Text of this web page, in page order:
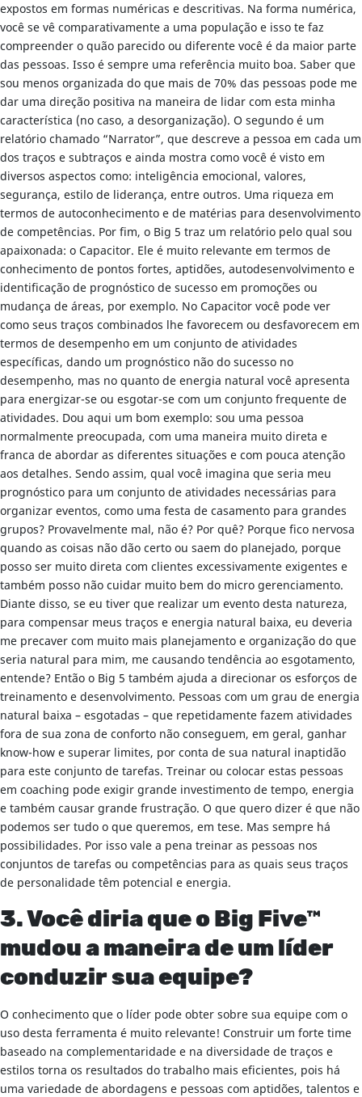
expostos em formas numéricas e descritivas. Na forma numérica,
você se vê comparativamente a uma população e isso te faz
compreender o quão parecido ou diferente você é da maior parte
das pessoas. Isso é sempre uma referência muito boa. Saber que
sou menos organizada do que mais de 70% das pessoas pode me
dar uma direção positiva na maneira de lidar com esta minha
característica (no caso, a desorganização). O segundo é um
relatório chamado “Narrator”, que descreve a pessoa em cada um
dos traços e subtraços e ainda mostra como você é visto em
diversos aspectos como: inteligência emocional, valores,
segurança, estilo de liderança, entre outros. Uma riqueza em
termos de autoconhecimento e de matérias para desenvolvimento
de competências. Por fim, o Big 5 traz um relatório pelo qual sou
apaixonada: o Capacitor. Ele é muito relevante em termos de
conhecimento de pontos fortes, aptidões, autodesenvolvimento e
identificação de prognóstico de sucesso em promoções ou
mudança de áreas, por exemplo. No Capacitor você pode ver
como seus traços combinados lhe favorecem ou desfavorecem em
termos de desempenho em um conjunto de atividades
específicas, dando um prognóstico não do sucesso no
desempenho, mas no quanto de energia natural você apresenta
para energizar-se ou esgotar-se com um conjunto frequente de
atividades. Dou aqui um bom exemplo: sou uma pessoa
normalmente preocupada, com uma maneira muito direta e
franca de abordar as diferentes situações e com pouca atenção
aos detalhes. Sendo assim, qual você imagina que seria meu
prognóstico para um conjunto de atividades necessárias para
organizar eventos, como uma festa de casamento para grandes
grupos? Provavelmente mal, não é? Por quê? Porque fico nervosa
quando as coisas não dão certo ou saem do planejado, porque
posso ser muito direta com clientes excessivamente exigentes e
também posso não cuidar muito bem do micro gerenciamento.
Diante disso, se eu tiver que realizar um evento desta natureza,
para compensar meus traços e energia natural baixa, eu deveria
me precaver com muito mais planejamento e organização do que
seria natural para mim, me causando tendência ao esgotamento,
entende? Então o Big 5 também ajuda a direcionar os esforços de
treinamento e desenvolvimento. Pessoas com um grau de energia
natural baixa – esgotadas – que repetidamente fazem atividades
fora de sua zona de conforto não conseguem, em geral, ganhar
know-how e superar limites, por conta de sua natural inaptidão
para este conjunto de tarefas. Treinar ou colocar estas pessoas
em coaching pode exigir grande investimento de tempo, energia
e também causar grande frustração. O que quero dizer é que não
podemos ser tudo o que queremos, em tese. Mas sempre há
possibilidades. Por isso vale a pena treinar as pessoas nos
conjuntos de tarefas ou competências para as quais seus traços
de personalidade têm potencial e energia.
3. Você diria que o Big Five™
mudou a maneira de um líder
conduzir sua equipe?
O conhecimento que o líder pode obter sobre sua equipe com o
uso desta ferramenta é muito relevante! Construir um forte time
baseado na complementaridade e na diversidade de traços e
estilos torna os resultados do trabalho mais eficientes, pois há
uma variedade de abordagens e pessoas com aptidões, talentos e